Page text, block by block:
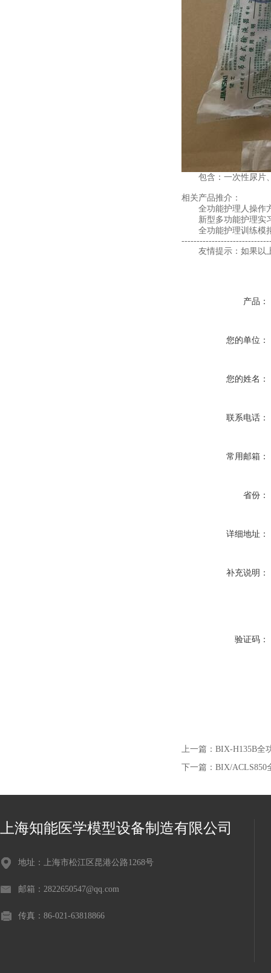
包含：一次性尿片、
相关产品推介：
全功能护理人操作
新型多功能护理实
全功能护理训练模
友情提示：如果以上
产品：
您的单位：
您的姓名：
联系电话：
常用邮箱：
省份：
详细地址：
补充说明：
验证码：
上一篇： BIX-H135B全
下一篇： BIX/ACLS850
上海知能医学模型设备制造有限公司
地址：上海市松江区昆港公路1268号
邮箱：2822650547@qq.com
传真：86-021-63818866